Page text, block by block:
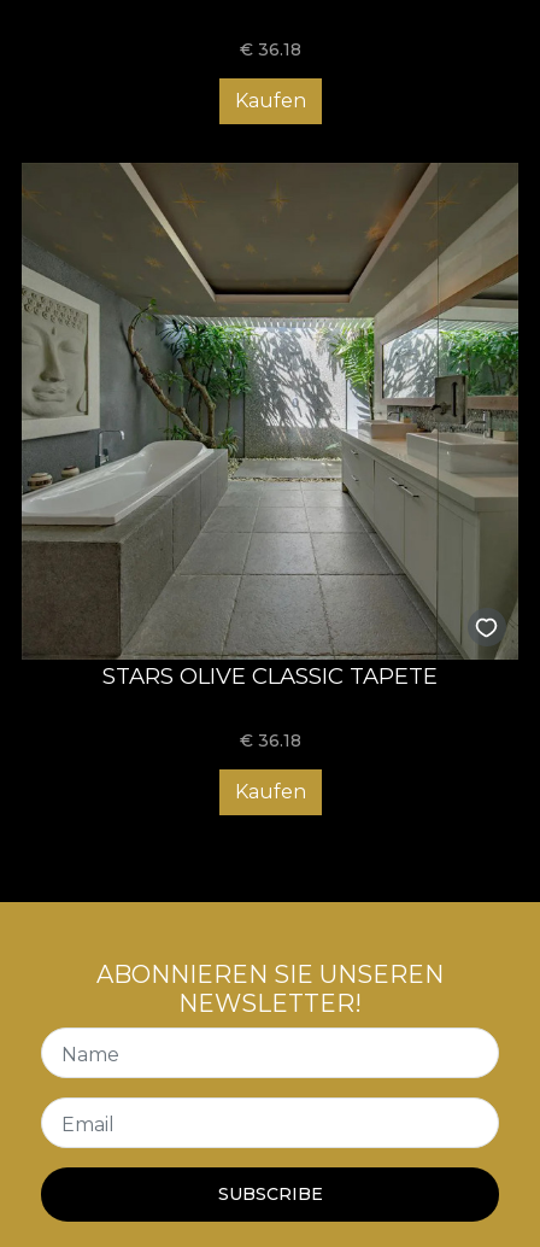
€ 36.18
Kaufen
STARS OLIVE CLASSIC TAPETE
€ 36.18
Kaufen
ABONNIEREN SIE UNSEREN
NEWSLETTER!
Name
Email
SUBSCRIBE